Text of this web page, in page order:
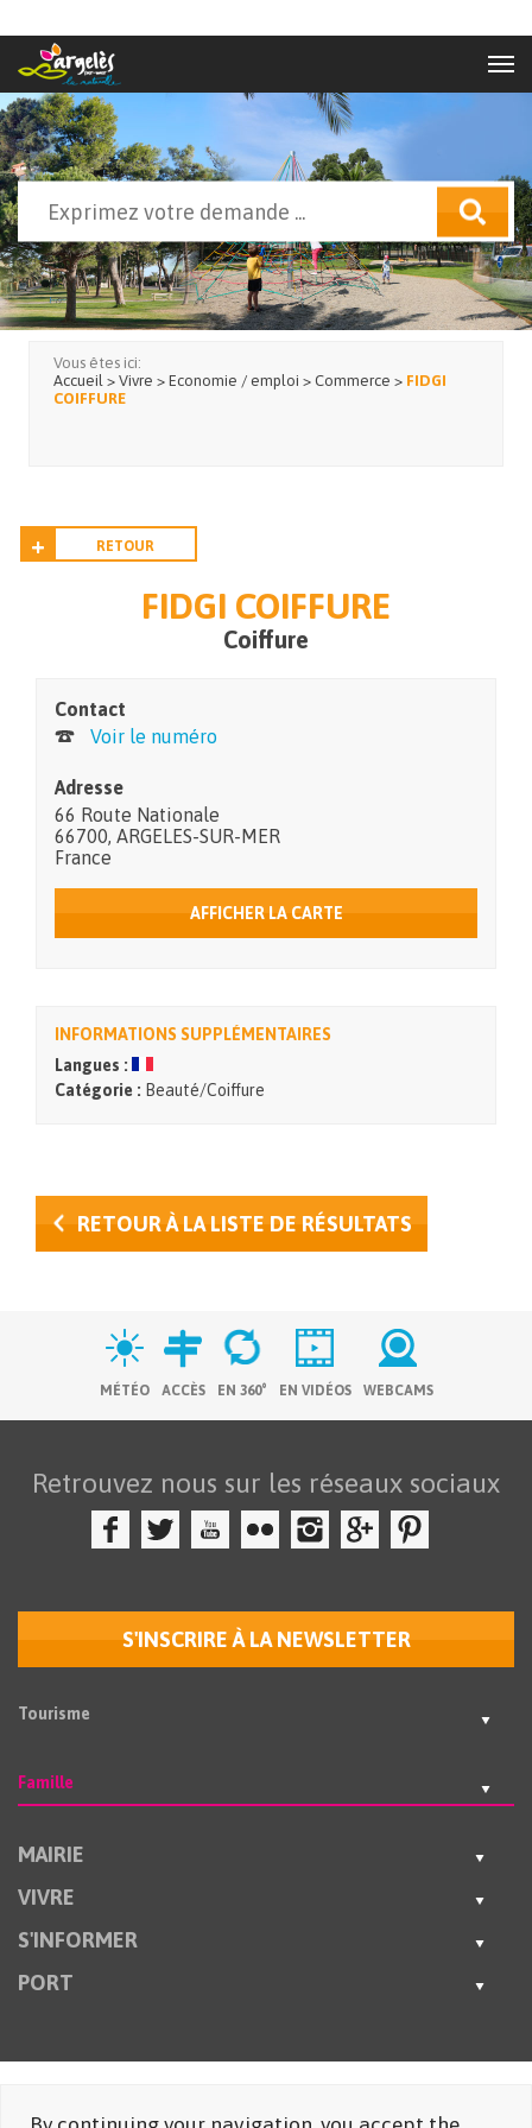
Formulaire de recherche
Vous êtes ici:
Accueil > Vivre > Economie / emploi > Commerce > FIDGI
COIFFURE
RETOUR
FIDGI COIFFURE
Coiffure
Contact
Voir le numéro
Adresse
66 Route Nationale
66700 ARGELES-SUR-MER
France
AFFICHER LA CARTE
INFORMATIONS SUPPLÉMENTAIRES
Langues :
Catégorie : Beauté/Coiffure
RETOUR À LA LISTE DE RÉSULTATS
MÉTÉO ACCÈS EN 360° EN VIDÉOS WEBCAMS
Retrouvez nous sur les réseaux sociaux
S'INSCRIRE À LA NEWSLETTER
Tourisme
Famille
MAIRIE
VIVRE
S'INFORMER
PORT